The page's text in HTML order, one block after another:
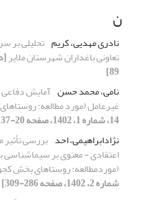
ن
نادری مهدیی، کریم تحلیلی بر
تعاونی باغداران شهرستان ملایر
89]
نامی، محمد حسن آمایش دفاعی
غیرعامل (مورد مطالعه:
14، شماره 1، 1402، صفحه 20-37]
نژادابراهیمی، احد بررسی
اعتقاد‌ی - معنوی بر
(موردمطالعه: روستاهای بخش
شماره 2، 1402، صفحه 286-309]